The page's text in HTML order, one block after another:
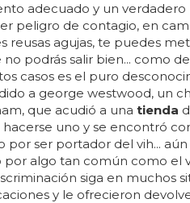
adecuado y un verdadero
peligro de contagio, en
reusas agujas, te puedes
podrás salir bien... como
casos es el puro
a george westwood, un
que acudió a una tienda
uno y se encontró
por ser portador del vih... aún
algo tan común como el
siga en muchos
y le ofrecieron